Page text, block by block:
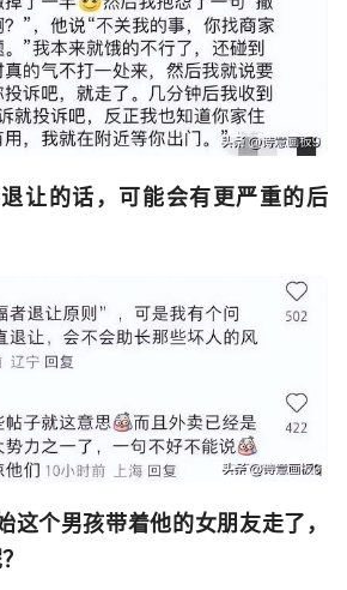
让的话，可能会有更严重的后
这个男孩带着他的女朋友走了，